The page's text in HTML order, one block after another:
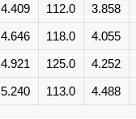
3.858
112.0
4.409
4.055
118.0
4.646
4.252
125.0
4.921
4.488
113.0
5.240